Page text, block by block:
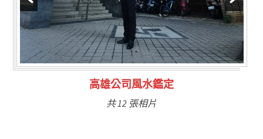
林氏福主量子生基造命